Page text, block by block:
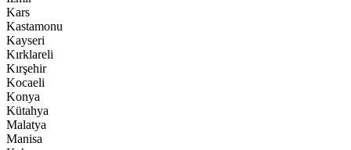
Kars
Kastamonu
Kayseri
Kırklareli
Kırşehir
Kocaeli
Konya
Kütahya
Malatya
Manisa